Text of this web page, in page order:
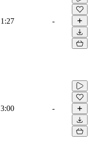
1:27 -
3:00 -